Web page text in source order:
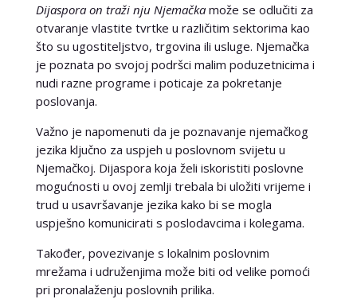
Dijaspora on traži nju Njemačkamože se odlučiti za
otvaranje vlastite tvrtke u različitim sektorima kao
što su ugostiteljstvo, trgovina ili usluge. Njemačka
je poznata po svojoj podršci malim poduzetnicima i
nudi razne programe i poticaje za pokretanje
poslovanja.
Važno je napomenuti da je poznavanje njemačkog
jezika ključno za uspjeh u poslovnom svijetu u
Njemačkoj. Dijaspora koja želi iskoristiti poslovne
mogućnosti u ovoj zemlji trebala bi uložiti vrijeme i
trud u usavršavanje jezika kako bi se mogla
uspješno komunicirati s poslodavcima i kolegama.
Također, povezivanje s lokalnim poslovnim
mrežama i udruženjima može biti od velike pomoći
pri pronalaženju poslovnih prilika.